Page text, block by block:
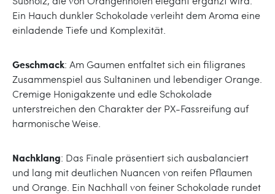
Ein Hauch dunkler Schokolade verleiht dem Aroma eine
einladende Tiefe und Komplexität.
Geschmack: Am Gaumen entfaltet sich ein filigranes
Zusammenspiel aus Sultaninen und lebendiger Orange.
Cremige Honigakzente und edle Schokolade
unterstreichen den Charakter der PX-Fassreifung auf
harmonische Weise.
Nachklang: Das Finale präsentiert sich ausbalanciert
und lang mit deutlichen Nuancen von reifen Pflaumen
und Orange. Ein Nachhall von feiner Schokolade rundet